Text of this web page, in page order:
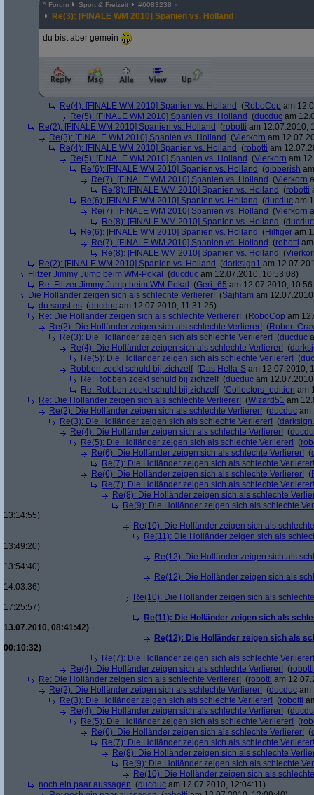
^ Forum Sport & Freizeit #6083238
Re(3): [FINALE WM 2010] Spanien vs. Holland
du bist aber gemein
Re(4): [FINALE WM 2010] Spanien vs. Holland (RoboCop am
Re(5): [FINALE WM 2010] Spanien vs. Holland (ducduc am
Re(2): [FINALE WM 2010] Spanien vs. Holland (robotti am 12.07.2010,
Re(3): [FINALE WM 2010] Spanien vs. Holland (Vierkorn am
Re(4): [FINALE WM 2010] Spanien vs. Holland (robotti am
Re(5): [FINALE WM 2010] Spanien vs. Holland (Vierkorn am
Re(6): [FINALE WM 2010] Spanien vs. Holland (gibberish
Re(7): [FINALE WM 2010] Spanien vs. Holland (Vierkorn
Re(8): [FINALE WM 2010] Spanien vs. Holland (robotti
Re(6): [FINALE WM 2010] Spanien vs. Holland (ducduc am
Re(7): [FINALE WM 2010] Spanien vs. Holland (Vierkorn
Re(8): [FINALE WM 2010] Spanien vs. Holland (ducduc
Re(6): [FINALE WM 2010] Spanien vs. Holland (Hilfiger am
Re(7): [FINALE WM 2010] Spanien vs. Holland (robotti
Re(8): [FINALE WM 2010] Spanien vs. Holland (
Re(2): [FINALE WM 2010] Spanien vs. Holland (darksign1 am
Flitzer Jimmy Jump beim WM-Pokal
(ducduc am 12.07.2010, 10:53:08)
Re: Flitzer Jimmy Jump beim WM-Pokal
(Geri_65 am 12.07.2010,
Die Holländer zeigen sich als schlechte Verlierer! (Sajhtam am
du sagst es (ducduc am 12.07.2010, 11:31:25)
Re: Die Holländer zeigen sich als schlechte Verlierer! (RoboCop am
Re(2): Die Holländer zeigen sich als schlechte Verlierer! (Robert
Re(3): Die Holländer zeigen sich als schlechte Verlierer! (ducduc
Re(4): Die Holländer zeigen sich als schlechte Verlierer! (
Re(5): Die Holländer zeigen sich als schlechte Verlierer! (
Robben zoekt schuld bij zichzelf(Das Hella-S am 12.07.2010,
Re: Robben zoekt schuld bij zichzelf(ducduc am
Re: Robben zoekt schuld bij zichzelf(Collectors_edition am
Re: Die Holländer zeigen sich als schlechte Verlierer! (Wizard51 am
Re(2): Die Holländer zeigen sich als schlechte Verlierer! (ducduc am
Re(3): Die Holländer zeigen sich als schlechte Verlierer! (
Re(4): Die Holländer zeigen sich als schlechte Verlierer! (
Re(5): Die Holländer zeigen sich als schlechte Verlierer! (
Re(6): Die Holländer zeigen sich als schlechte Verlierer! (
Re(7): Die Holländer zeigen sich als schlechte Verlierer!
Re(6): Die Holländer zeigen sich als schlechte Verlierer! (
Re(7): Die Holländer zeigen sich als schlechte Verlierer!
Re(8): Die Holländer zeigen sich als schlechte
Re(9): Die Holländer zeigen sich als schlechte
13:14:55)
Re(10): Die Holländer zeigen sich als
Re(11): Die Holländer zeigen sich als
13:49:20)
Re(12): Die Holländer zeigen sich als
13:54:40)
Re(12): Die Holländer zeigen sich als
14:03:36)
Re(10): Die Holländer zeigen sich als
17:25:57)
Re(11): Die Holländer zeigen sich als
13.07.2010, 08:41:42)
Re(12): Die Holländer zeigen sich als
00:10:32)
Re(7): Die Holländer zeigen sich als schlechte Verlierer!
Re(4): Die Holländer zeigen sich als schlechte Verlierer! (robotti
Re: Die Holländer zeigen sich als schlechte Verlierer! (robotti am
Re(2): Die Holländer zeigen sich als schlechte Verlierer! (ducduc am
Re(3): Die Holländer zeigen sich als schlechte Verlierer! (robotti
Re(4): Die Holländer zeigen sich als schlechte Verlierer! (
Re(5): Die Holländer zeigen sich als schlechte Verlierer! (
Re(6): Die Holländer zeigen sich als schlechte Verlierer! (
Re(7): Die Holländer zeigen sich als schlechte Verlierer!
Re(8): Die Holländer zeigen sich als schlechte
Re(9): Die Holländer zeigen sich als schlechte
Re(10): Die Holländer zeigen sich als
noch ein paar aussagen (ducduc am 12.07.2010, 12:04:11)